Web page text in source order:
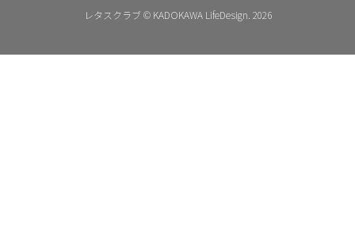
レタスクラブ © KADOKAWA LifeDesign. 2026